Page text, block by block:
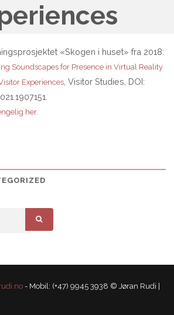
«Skogen i huset» fra 2018:
Soundscapes for Presence in Virtual Reality
Experiences , Visitor Studies, DOI:
her.
- Mobil: (+47) 9945 3938 © Jøran Rudi |